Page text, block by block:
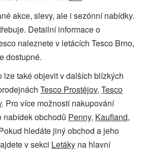
akce, slevy, ale i sezónní nabídky.
Detailní informace o
naleznete v letácích Tesco Brno,
dostupné.
lze také objevit v dalších blízkých
Tesco Prostějov, Tesco
. Pro více možností nakupování
nabídek obchodů Penny, Kaufland,
hledáte jiný obchod a jeho
v sekci Letáky na hlavní